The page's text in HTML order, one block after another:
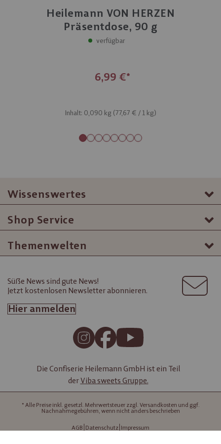
Heilemann VON HERZEN
Präsentdose, 90 g
verfügbar
6,99 €
Inhalt: 0,090 kg (77,67 € / 1 kg)
Wissenswertes
Shop Service
Themenwelten
Süße News sind gute News!
Jetzt kostenlosen Newsletter abonnieren.
Hier anmelden
Die Confiserie Heilemann GmbH ist ein Teil
derViba sweets Gruppe.
* Alle Preise inkl. gesetzl. Mehrwertsteuer zzgl. Versandkosten und ggf.
Nachnahmegebühren, wenn nicht anders beschrieben
AGB Datenschutz Impressum